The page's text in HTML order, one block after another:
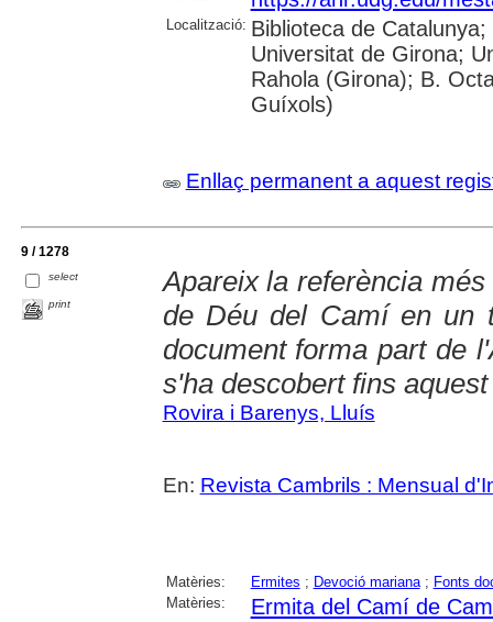
Localització: Biblioteca de
Universitat de Girona;
Rahola (Girona); B.
Guíxols)
Enllaç permanent a aquest
9 / 1278
select
print
Apareix la referència
de Déu del Camí en un
document forma part de
s'ha descobert fins
Rovira i Barenys, Lluís
En: Revista Cambrils : Mensual
Matèries: Ermites ; Devoció mariana; Fonts
Matèries:
Ermita del Camí de